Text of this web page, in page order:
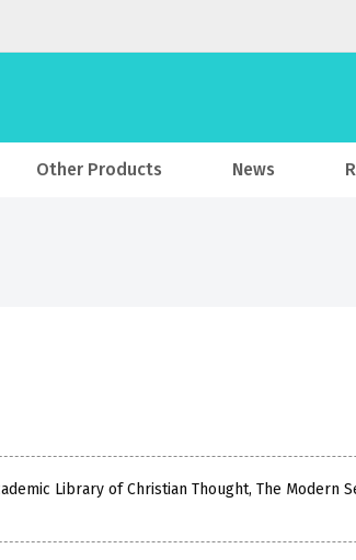
Other Products News
Library of Christian Thought, The Modern